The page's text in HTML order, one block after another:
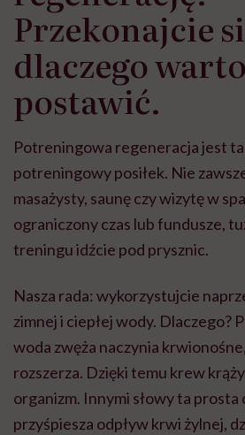
Przekonajcie
dlaczego
postawić.
Potreningowa regeneracja jest
potreningowy posiłek. Nie
masażysty, saunę czy wizytę w
ograniczony czas lub fundusze,
treningu idźcie pod prysznic.
Nasza rada: wykorzystujcie
zimnej i ciepłej wody. Dlaczego?
woda zwęża naczynia
rozszerza. Dzięki temu krew
organizm. Innymi słowy ta prosta
przyśpiesza odpływ krwi żylnej,